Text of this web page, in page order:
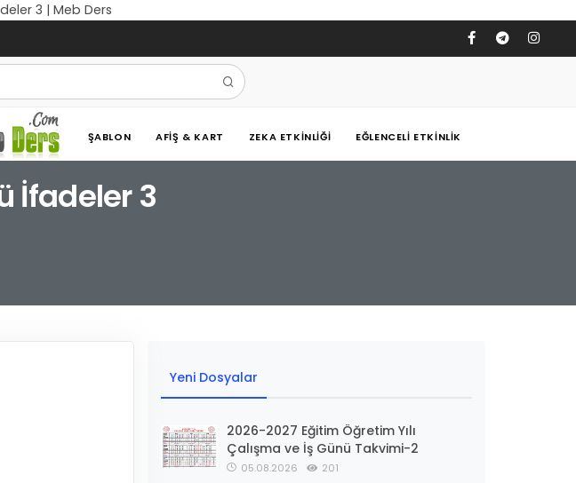
3 | Meb Ders
ŞABLON AFIŞ & KART ZEKA ETKINLIĞI EĞLENCELI ETKINLIK
İfadeler 3
Yeni Dosyalar
2026-2027 Eğitim Öğretim Yılı
Çalışma ve İş Günü Takvimi-2
05.08.2026 201